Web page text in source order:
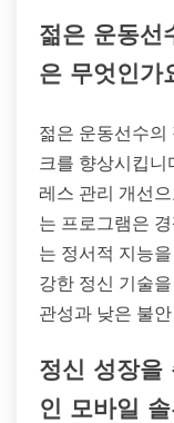
젊은 운동선
은 무엇인가
젊은 운동선수의
크를 향상시킵니
레스 관리 개선
는 프로그램은
는 정서적 지능
강한 정신 기술
관성과 낮은 불
정신 성장을
인 모바일